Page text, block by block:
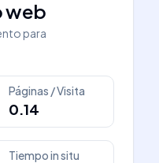
web
para
Páginas / Visita
0.14
Tiempo in situ